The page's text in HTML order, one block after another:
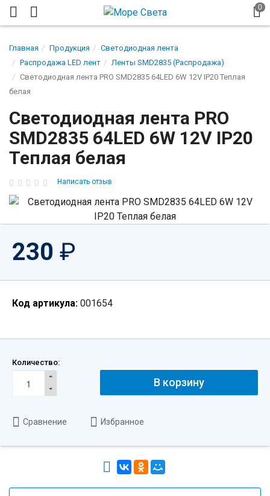
Главная Продукция
Светодиодная лента
Распродажа LED лент
Ленты SMD2835 (Распродажа)
Светодиодная лента PRO SMD2835 64LED 6W 12V IP20 Теплая
белая
Светодиодная лента PRO
SMD2835 64LED 6W 12V IP20
Теплая белая
Написать отзыв
230 ₽
Код артикула: 001654
Количество:
В корзину
Сравнение Избранное